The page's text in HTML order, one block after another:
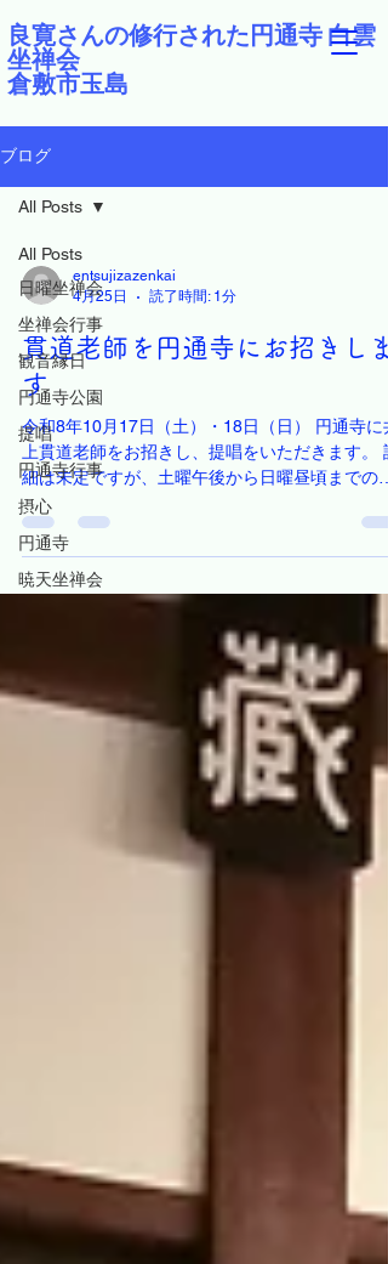
良寛さんの修行された円通寺 白雲
坐禅会
倉敷市玉島
ブログ
All Posts
日曜坐禅会
坐禅会行事
観音縁日
円通寺公園
提唱
円通寺行事
摂心
円通寺
暁天坐禅会
All Posts
entsujizazenkai
4月25日
読了時間: 1分
貫道老師を円通寺にお招きしま
す
令和8年10月17日（土）・18日（日） 円通寺に
上貫道老師をお招きし、提唱をいただきます。
細は未定ですが、土曜午後から日曜昼頃までの日
程で計画をしています。 宿泊については、現在
通寺そばの良寛荘が閉館しています。 倉敷市玉
では以下の宿泊施設があります。 非常に心苦し
のですが、今回は日曜日朝（坐禅は6時半前後に
討中です）は送迎ができません。 また、防犯予
上、坐禅堂に宿泊もいただけません。 ご理解を
ただけますようお願い申し上げます。 参加料は1
2000円、2日間で4000円です。 ホテル セントイ
倉敷 〒710-0253 岡山県倉敷市新倉敷駅前５丁目
２０３ ホテルセントイン倉敷 ビジネス別館 〒
713-8103 岡山県倉敷市玉島乙島７１３０−１
quad hotel 倉敷玉島 〒713-8103 岡山県倉敷市玉
島乙島６８７５−９ ビジネスホテルロマン 〒710-
0253 岡山県倉敷市新倉敷駅前２丁目１１０